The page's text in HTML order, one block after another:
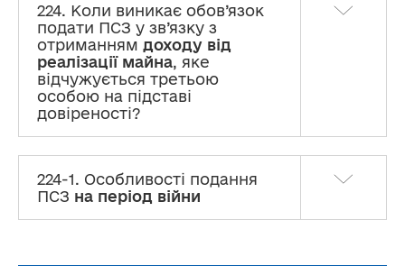
ІХ. Цінні папери
Х. Корпоративні права
ХІ. Юридичні особи, трасти або інші подібні
правові утворення, кінцевим бенефіціарним
ХІІ. Нематеріальні активи
224. Коли виникає обов’язок
подати ПСЗ у зв’язку з
отриманням доходу від
реалізації майна, яке
відчужується третьою
особою на підставі
довіреності?
224-1. Особливості подання
ПСЗ на період війни